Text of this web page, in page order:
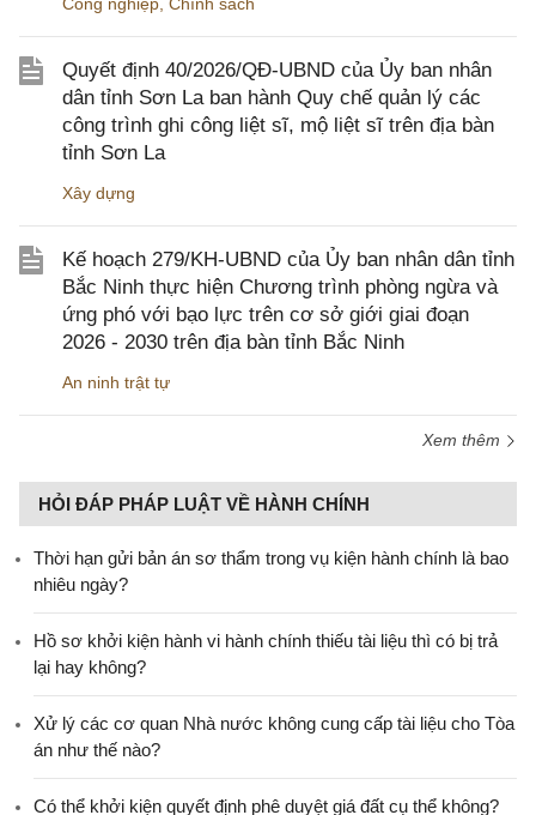
Quyết định 40/2026/QĐ-UBND của Ủy ban nhân
dân tỉnh Sơn La ban hành Quy chế quản lý các
công trình ghi công liệt sĩ, mộ liệt sĩ trên địa bàn
tỉnh Sơn La
Xây dựng
Kế hoạch 279/KH-UBND của Ủy ban nhân dân tỉnh
Bắc Ninh thực hiện Chương trình phòng ngừa và
ứng phó với bạo lực trên cơ sở giới giai đoạn
2026 - 2030 trên địa bàn tỉnh Bắc Ninh
An ninh trật tự
Xem thêm
HỎI ĐÁP PHÁP LUẬT VỀ HÀNH CHÍNH
Thời hạn gửi bản án sơ thẩm trong vụ kiện hành chính là bao
nhiêu ngày?
Hồ sơ khởi kiện hành vi hành chính thiếu tài liệu thì có bị trả
lại hay không?
Xử lý các cơ quan Nhà nước không cung cấp tài liệu cho Tòa
án như thế nào?
Có thể khởi kiện quyết định phê duyệt giá đất cụ thể không?